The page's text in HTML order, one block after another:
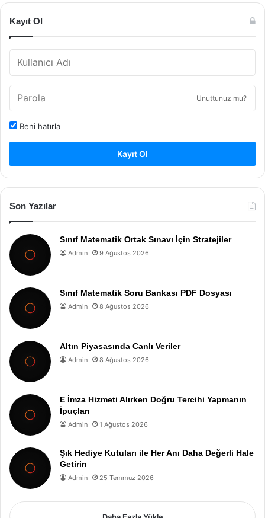
Kayıt Ol
Unuttunuz mu?
Beni hatırla
Kayıt Ol
Son Yazılar
Sınıf Matematik Ortak Sınavı İçin Stratejiler
Admin 9 Ağustos 2026
Sınıf Matematik Soru Bankası PDF Dosyası
Admin 8 Ağustos 2026
Altın Piyasasında Canlı Veriler
Admin 8 Ağustos 2026
E İmza Hizmeti Alırken Doğru Tercihi Yapmanın
İpuçları
Admin 1 Ağustos 2026
Şık Hediye Kutuları ile Her Anı Daha Değerli Hale
Getirin
Admin 25 Temmuz 2026